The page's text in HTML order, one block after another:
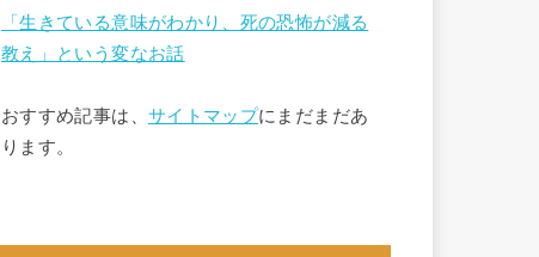
「生きている意味がわかり、死の恐怖が減る
教え」という変なお話
おすすめ記事は、 サイトマップにまだまだあ
ります。